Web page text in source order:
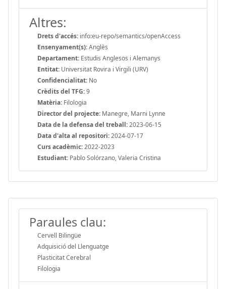
Altres:
Drets d'accés: info:eu-repo/semantics/openAccess
Ensenyament(s):Anglès
Departament: Estudis Anglesos i Alemanys
Entitat: Universitat Rovira i Virgili (URV)
Confidencialitat: No
Crèdits del TFG:9
Matèria: Filologia
Director del projecte: Manegre, Marni Lynne
Data de la defensa del treball:2023-06-15
Data d'alta al repositori:2024-07-17
Curs acadèmic:2022-2023
Estudiant: Pablo Solórzano, Valeria Cristina
Paraules clau:
Cervell Bilingüe
Adquisició del Llenguatge
Plasticitat Cerebral
Filologia